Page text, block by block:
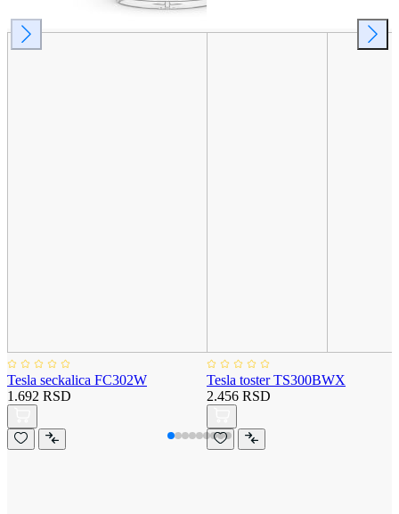
Tesla seckalica FC302W
1.692 RSD
Tesla toster TS300BWX
2.456 RSD